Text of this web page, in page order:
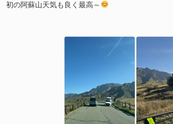
初の阿蘇山天気も良く最高～